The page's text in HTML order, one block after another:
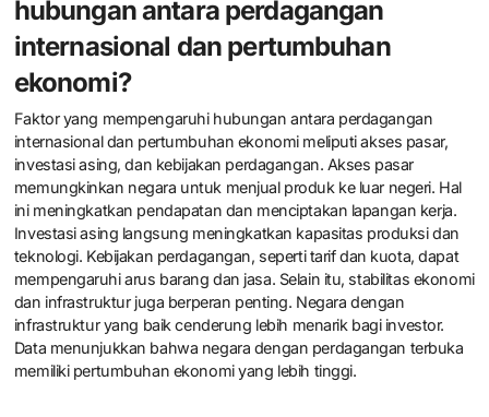
hubungan antara perdagangan
internasional dan pertumbuhan
ekonomi?
Faktor yang mempengaruhi hubungan antara perdagangan
internasional dan pertumbuhan ekonomi meliputi akses pasar,
investasi asing, dan kebijakan perdagangan. Akses pasar
memungkinkan negara untuk menjual produk ke luar negeri. Hal
ini meningkatkan pendapatan dan menciptakan lapangan kerja.
Investasi asing langsung meningkatkan kapasitas produksi dan
teknologi. Kebijakan perdagangan, seperti tarif dan kuota, dapat
mempengaruhi arus barang dan jasa. Selain itu, stabilitas ekonomi
dan infrastruktur juga berperan penting. Negara dengan
infrastruktur yang baik cenderung lebih menarik bagi investor.
Data menunjukkan bahwa negara dengan perdagangan terbuka
memiliki pertumbuhan ekonomi yang lebih tinggi.